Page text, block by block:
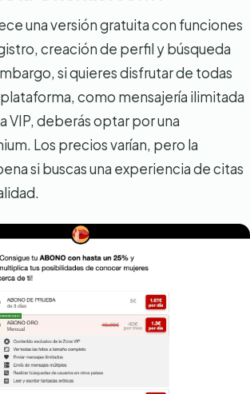
una versión gratuita con funciones
creación de perfil y búsqueda
si quieres disfrutar de todas
plataforma, como mensajería ilimitada
VIP, deberás optar por una
Los precios varían, pero la
si buscas una experiencia de citas